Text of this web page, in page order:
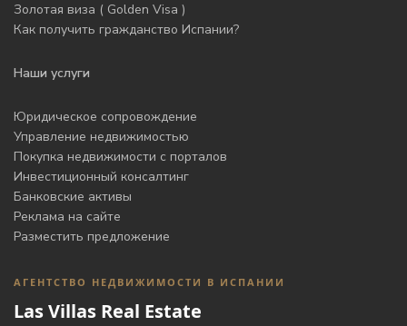
Золотая виза ( Golden Visa )
Как получить гражданство Испании?
Наши услуги
Юридическое сопровождение
Управление недвижимостью
Покупка недвижимости с порталов
Инвестиционный консалтинг
Банковские активы
Реклама на сайте
Разместить предложение
АГЕНТСТВО НЕДВИЖИМОСТИ В ИСПАНИИ
Las Villas Real Estate